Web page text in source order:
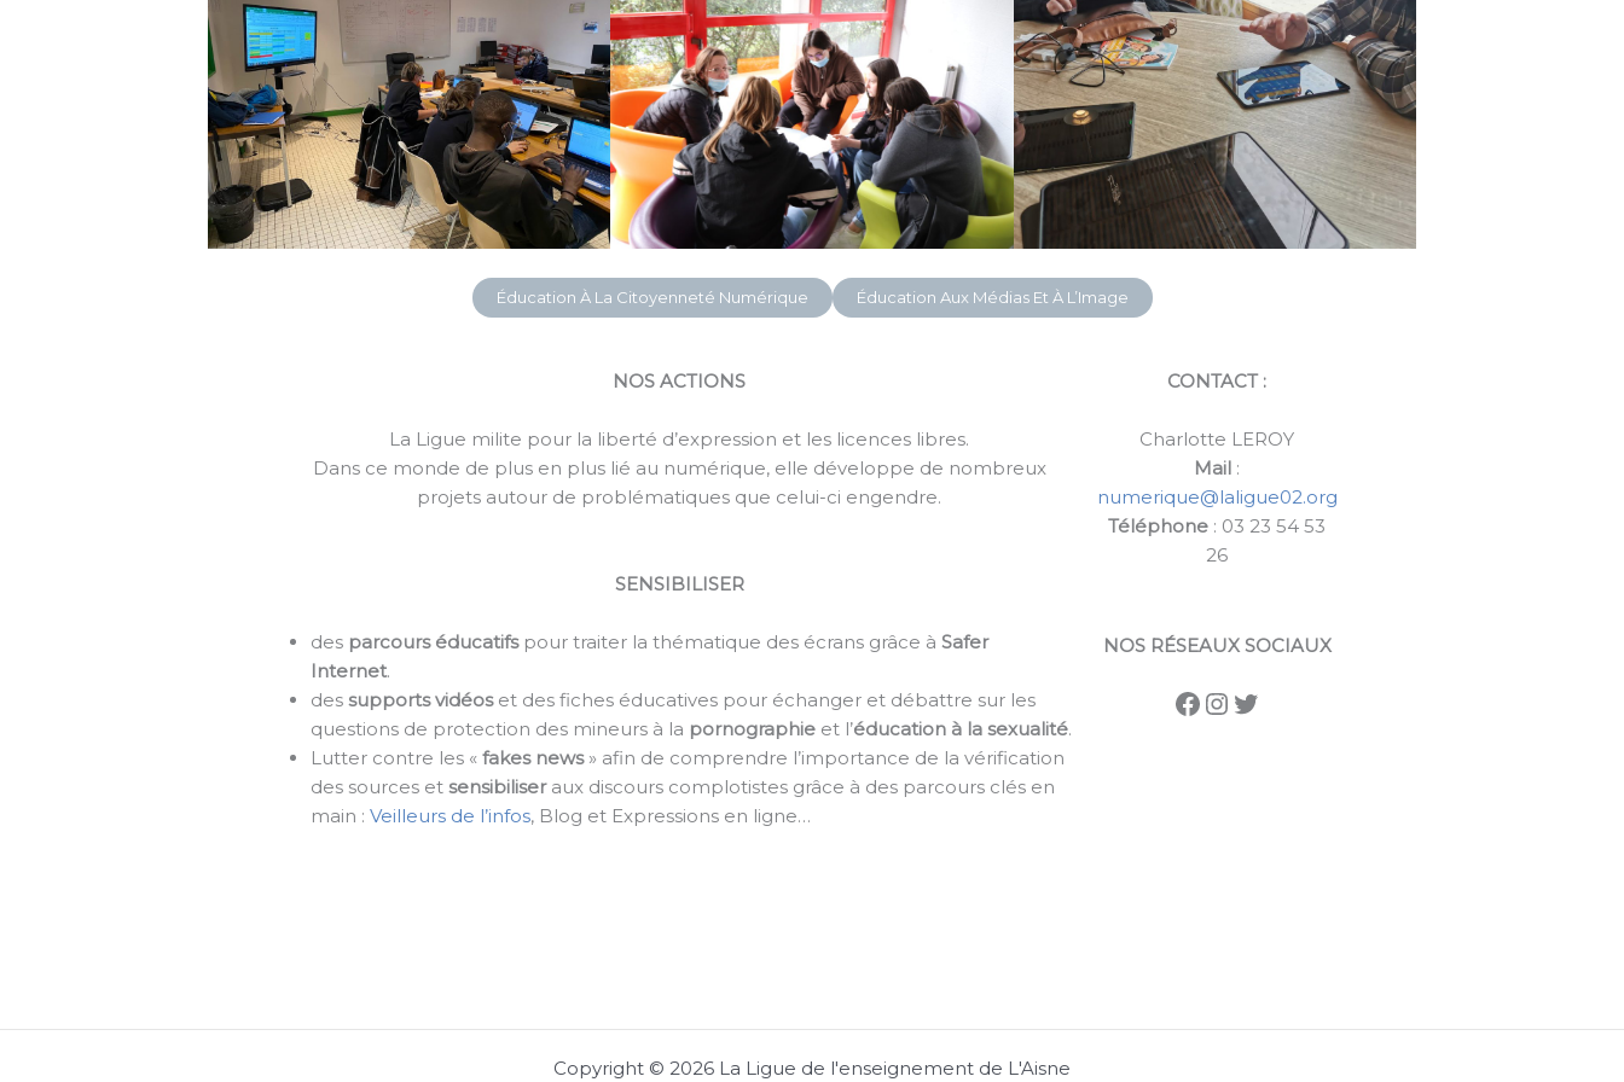
Éducation À La Citoyenneté Numérique Éducation Aux Médias Et À L’Image
NOS ACTIONS
La Ligue milite pour la liberté d’expression et les licences libres.
Dans ce monde de plus en plus lié au numérique, elle développe de nombreux
projets autour de problématiques que celui-ci engendre.
SENSIBILISER
des parcours éducatifspour traiter la thématique des écrans grâce à Safer
Internet.
des supports vidéos et des fiches éducatives pour échanger et débattre sur les
questions de protection des mineurs à la pornographie et l’éducation à la sexualité.
Lutter contre les « fakes news» afin de comprendre l’importance de la vérification
des sources et sensibiliser aux discours complotistes grâce à des parcours clés en
main : Veilleurs de l’infos, Blog et Expressions en ligne…
CONTACT :
Charlotte LEROY
Mail :
numerique@laligue02.org
Téléphone : 03 23 54 53
26
NOS RÉSEAUX SOCIAUX
Copyright © 2026 La Ligue de l'enseignement de L'Aisne